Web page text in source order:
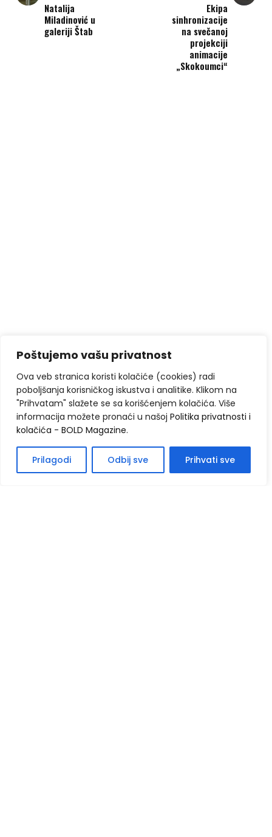
Poštujemo vašu privatnost
Ova veb stranica koristi kolačiće (cookies) radi
poboljšanja korisničkog iskustva i analitike. Klikom na
"Prihvatam" slažete se sa korišćenjem kolačića. Više
informacija možete pronaći u našoj Politika privatnosti i
kolačića - BOLD Magazine.
Prilagodi Odbij sve Prihvati sve
Natalija
Miladinović u
galeriji Štab
Ekipa
sinhronizacije
na svečanoj
projekciji
animacije
„Skokoumci“